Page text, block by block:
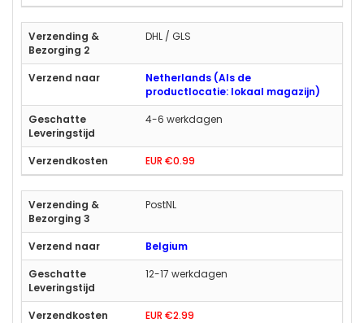
DHL / GLS
Netherlands (Als de
productlocatie: lokaal magazijn)
4-6 werkdagen
EUR €0.99
PostNL
Belgium
12-17 werkdagen
EUR €2.99